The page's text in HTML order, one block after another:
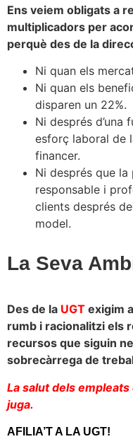
Ens veiem obligats a
multiplicadors per
perquè des de la
Ni quan els
Ni quan els
disparen un 22%.
Ni després d’una
esforç laboral de
financer.
Ni després que la
responsable i
clients després
model.
La Seva
Des de la UGT exigim
rumb i racionalitzi els
recursos que siguin
sobrecàrrega de
La salut dels
juga.
AFILIA’T A LA UGT!